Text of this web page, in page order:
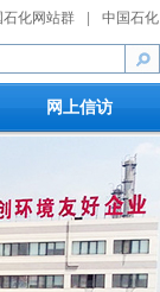
石化网站群 中国石化
网上信访